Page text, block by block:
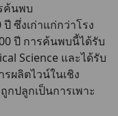
ค้นพบ
ซึ่งเก่าแก่กว่าโรง
ปี การค้นพบนี้ได้รับ
Science และได้รับ
ผลิตไวน์ในเชิง
ปลูกเป็นการเพาะ